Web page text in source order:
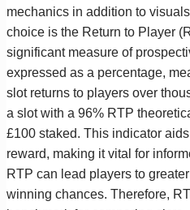
mechanics in addition to
choice is the Return to Player
significant measure of
expressed as a percentage,
slot returns to players over
a slot with a 96% RTP
£100 staked. This indicator
reward, making it vital for
RTP can lead players to
winning chances. Therefore,